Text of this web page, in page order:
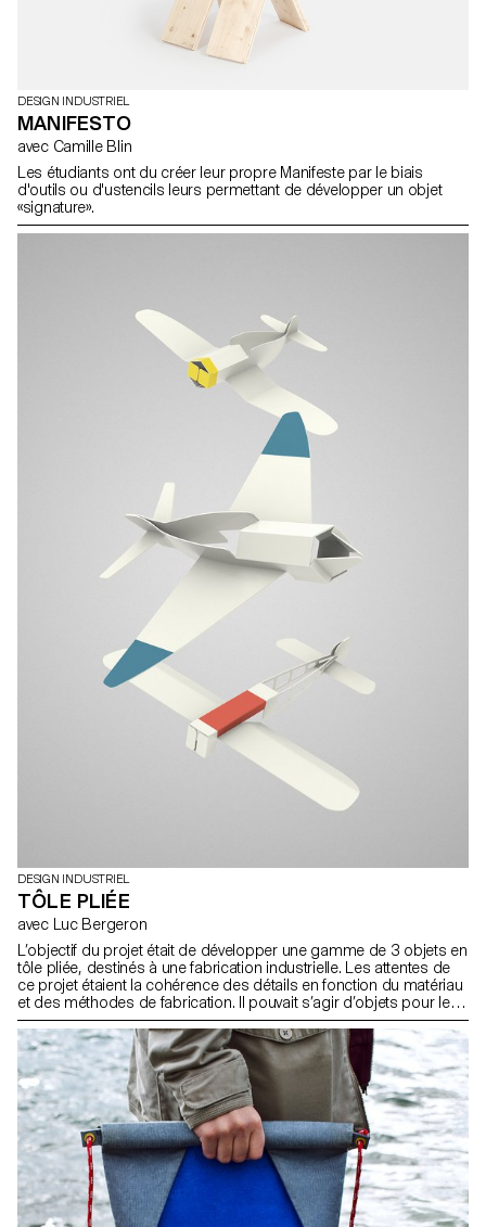
DESIGN INDUSTRIEL
MANIFESTO
avec Camille Blin
Les étudiants ont du créer leur propre Manifeste par le biais
d'outils ou d'ustencils leurs permettant de développer un objet
«signature».
DESIGN INDUSTRIEL
TÔLE PLIÉE
avec Luc Bergeron
L’objectif du projet était de développer une gamme de 3 objets en
tôle pliée, destinés à une fabrication industrielle. Les attentes de
ce projet étaient la cohérence des détails en fonction du matériau
et des méthodes de fabrication. Il pouvait s’agir d’objets pour le
bureau, pour le jardin, pour la cuisine, pour l’atelier, etc.